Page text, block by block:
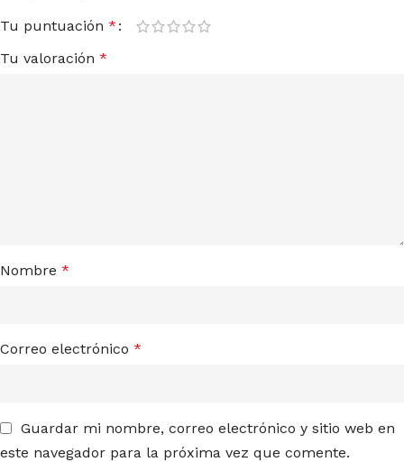
Tu puntuación *
Tu valoración *
Nombre *
Correo electrónico *
Guardar mi nombre, correo electrónico y sitio web en
este navegador para la próxima vez que comente.